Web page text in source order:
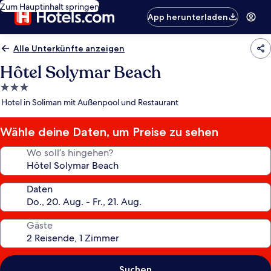
Zum Hauptinhalt springen
App herunterladen
Alle Unterkünfte anzeigen
Hôtel Solymar Beach
3.0-
Sterne-
Hotel in Soliman mit Außenpool und Restaurant
Wähle deine Daten, um Preise zu sehen
Wo soll’s hingehen?
Daten
Gäste